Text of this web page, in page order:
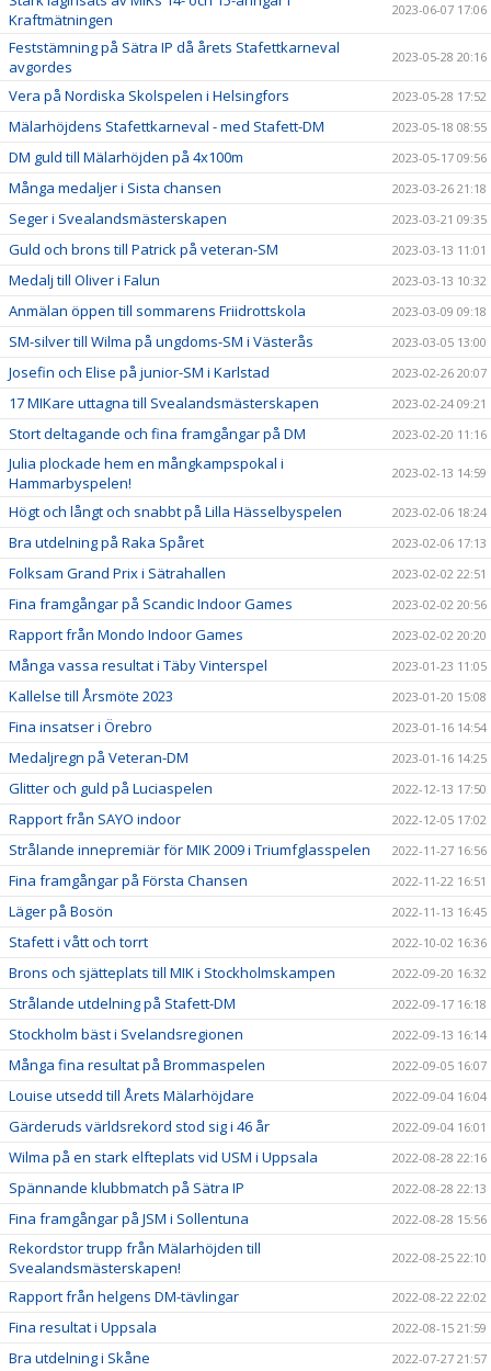
Kraftmätningen
2023-06-07 17:06
Feststämning på Sätra IP då årets Stafettkarneval
avgordes
2023-05-28 20:16
Vera på Nordiska Skolspelen i Helsingfors 2023-05-28 17:52
Mälarhöjdens Stafettkarneval - med Stafett-DM 2023-05-18 08:55
DM guld till Mälarhöjden på 4x100m 2023-05-17 09:56
Många medaljer i Sista chansen 2023-03-26 21:18
Seger i Svealandsmästerskapen 2023-03-21 09:35
Guld och brons till Patrick på veteran-SM 2023-03-13 11:01
Medalj till Oliver i Falun 2023-03-13 10:32
Anmälan öppen till sommarens Friidrottskola 2023-03-09 09:18
SM-silver till Wilma på ungdoms-SM i Västerås 2023-03-05 13:00
Josefin och Elise på junior-SM i Karlstad 2023-02-26 20:07
17 MIKare uttagna till Svealandsmästerskapen 2023-02-24 09:21
Stort deltagande och fina framgångar på DM 2023-02-20 11:16
Julia plockade hem en mångkampspokal i
Hammarbyspelen!
2023-02-13 14:59
Högt och långt och snabbt på Lilla Hässelbyspelen 2023-02-06 18:24
Bra utdelning på Raka Spåret 2023-02-06 17:13
Folksam Grand Prix i Sätrahallen 2023-02-02 22:51
Fina framgångar på Scandic Indoor Games 2023-02-02 20:56
Rapport från Mondo Indoor Games 2023-02-02 20:20
Många vassa resultat i Täby Vinterspel 2023-01-23 11:05
Kallelse till Årsmöte 2023 2023-01-20 15:08
Fina insatser i Örebro 2023-01-16 14:54
Medaljregn på Veteran-DM 2023-01-16 14:25
Glitter och guld på Luciaspelen 2022-12-13 17:50
Rapport från SAYO indoor 2022-12-05 17:02
Strålande innepremiär för MIK 2009 i Triumfglasspelen 2022-11-27 16:56
Fina framgångar på Första Chansen 2022-11-22 16:51
Läger på Bosön 2022-11-13 16:45
Stafett i vått och torrt 2022-10-02 16:36
Brons och sjätteplats till MIK i Stockholmskampen 2022-09-20 16:32
Strålande utdelning på Stafett-DM 2022-09-17 16:18
Stockholm bäst i Svelandsregionen 2022-09-13 16:14
Många fina resultat på Brommaspelen 2022-09-05 16:07
Louise utsedd till Årets Mälarhöjdare 2022-09-04 16:04
Gärderuds världsrekord stod sig i 46 år 2022-09-04 16:01
Wilma på en stark elfteplats vid USM i Uppsala 2022-08-28 22:16
Spännande klubbmatch på Sätra IP 2022-08-28 22:13
Fina framgångar på JSM i Sollentuna 2022-08-28 15:56
Rekordstor trupp från Mälarhöjden till
Svealandsmästerskapen!
2022-08-25 22:10
Rapport från helgens DM-tävlingar 2022-08-22 22:02
Fina resultat i Uppsala 2022-08-15 21:59
Bra utdelning i Skåne 2022-07-27 21:57